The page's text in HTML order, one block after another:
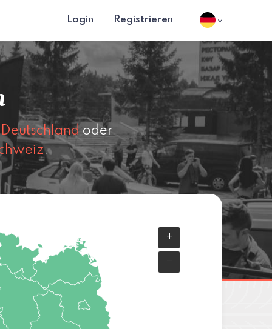
Login Registrieren
Deutschland oder
.
+
−